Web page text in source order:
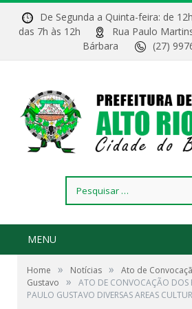
De Segunda a Quinta-feira: de
das 7h às 12h
Rua Paulo
Bárbara
(27)
por:
MENU
Home » Notícias »
Ato de
Gustavo
»
ATO DE CONVOCAÇÃO DOS
PAULO GUSTAVO DIVERSAS AREAS